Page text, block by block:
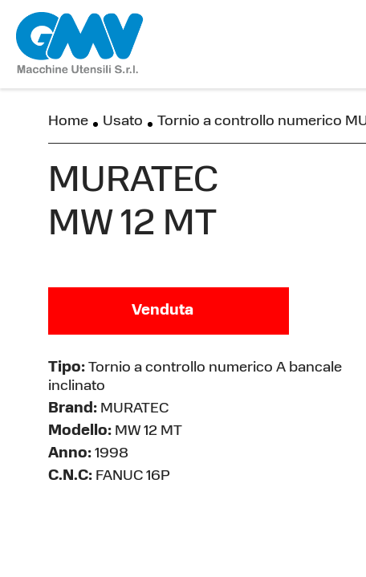
Home Usato Tornio a controllo numerico
MURATEC
MW 12 MT
Venduta
Tipo: Tornio a controllo numerico A bancale
inclinato
Brand: MURATEC
Modello: MW 12 MT
Anno: 1998
C.N.C: FANUC 16P